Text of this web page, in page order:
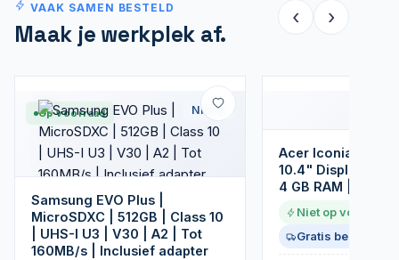
VAAK SAMEN BESTELD
Maak je werkplek af.
‹ ›
Op voorraad Nieuw
Samsung EVO Plus |
MicroSDXC | 512GB | Class 10
| UHS-I U3 | V30 | A2 | Tot
160MB/s | Inclusief adapter
Acer Iconia P10-
10.4" Display | 64
4 GB RAM |
Niet op voorraad
Gratis bezorgd